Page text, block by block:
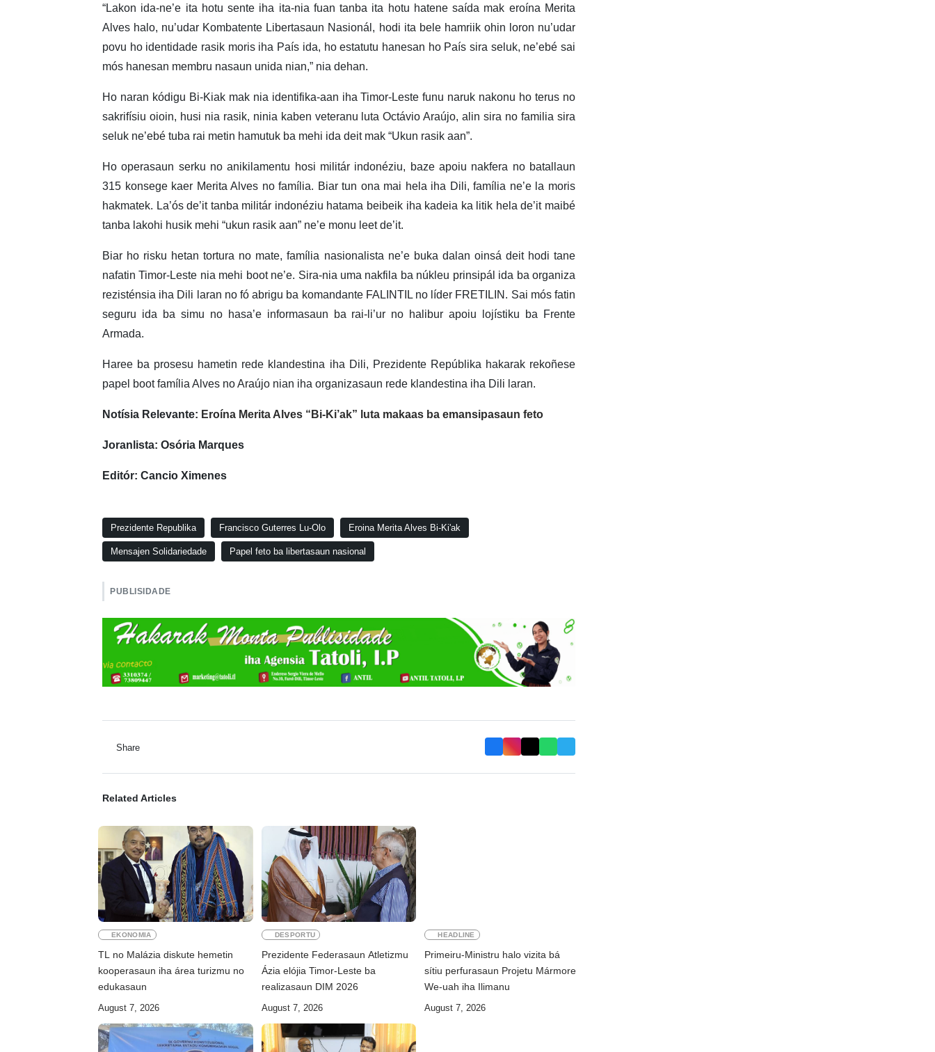
“Lakon ida-ne’e ita hotu sente iha ita-nia fuan tanba ita hotu hatene saída mak eroína Merita
Alves halo, nu’udar Kombatente Libertasaun Nasionál, hodi ita bele hamriik ohin loron nu’udar
povu ho identidade rasik moris iha País ida, ho estatutu hanesan ho País sira seluk, ne’ebé sai
mós hanesan membru nasaun unida nian,” nia dehan.
Ho naran kódigu Bi-Kiak mak nia identifika-aan iha Timor-Leste funu naruk nakonu ho terus no
sakrifísiu oioin, husi nia rasik, ninia kaben veteranu luta Octávio Araújo, alin sira no familia sira
seluk ne’ebé tuba rai metin hamutuk ba mehi ida deit mak “Ukun rasik aan”.
Ho operasaun serku no anikilamentu hosi militár indonéziu, baze apoiu nakfera no batallaun
315 konsege kaer Merita Alves no família. Biar tun ona mai hela iha Dili, família ne’e la moris
hakmatek. La’ós de’it tanba militár indonéziu hatama beibeik iha kadeia ka litik hela de’it maibé
tanba lakohi husik mehi “ukun rasik aan” ne’e monu leet de’it.
Biar ho risku hetan tortura no mate, família nasionalista ne’e buka dalan oinsá deit hodi tane
nafatin Timor-Leste nia mehi boot ne’e. Sira-nia uma nakfila ba núkleu prinsipál ida ba organiza
rezisténsia iha Dili laran no fó abrigu ba komandante FALINTIL no líder FRETILIN. Sai mós fatin
seguru ida ba simu no hasa’e informasaun ba rai-li’ur no halibur apoiu lojístiku ba Frente
Armada.
Haree ba prosesu hametin rede klandestina iha Dili, Prezidente Repúblika hakarak rekoñese
papel boot família Alves no Araújo nian iha organizasaun rede klandestina iha Dili laran.
Notísia Relevante: Eroína Merita Alves “Bi-Ki’ak” luta makaas ba emansipasaun feto
Joranlista: Osória Marques
Editór: Cancio Ximenes
Prezidente Republika Francisco Guterres Lu-Olo Eroina Merita Alves Bi-Ki'ak
Mensajen Solidariedade Papel feto ba libertasaun nasional
PUBLISIDADE
Share
Related Articles
EKONOMIA
TL no Malázia diskute hemetin
kooperasaun iha área turizmu no
edukasaun
August 7, 2026
DESPORTU
Prezidente Federasaun Atletizmu
Ázia elójia Timor-Leste ba
realizasaun DIM 2026
August 7, 2026
HEADLINE
Primeiru-Ministru halo vizita bá
sítiu perfurasaun Projetu Mármore
We-uah iha Ilimanu
August 7, 2026